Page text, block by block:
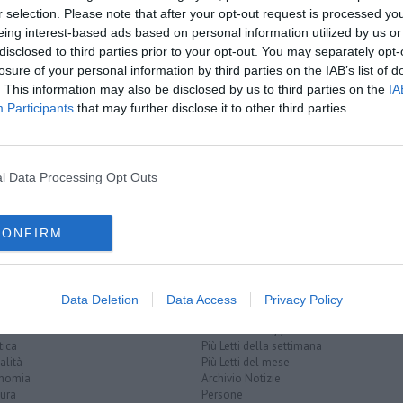
selection. Please note that after your opt-out request is processed
interest-based ads based on personal information utilized by us
to third parties prior to your opt-out. You may separately
of your personal information by third parties on the IAB’s list of
This information may also be disclosed by us to third parties on the
Participants that may further disclose it to other third parties.
Data Processing Opt Outs
Data Deletion Data Access Privacy Policy
iscriviti allaNewsletter QUInews - ToscanaMedia.
nella tua casella di posta.
4 arresti
lo sa
false fatture
Più Letti della settimana
Più Letti del mese
Archivio Notizie
Persone